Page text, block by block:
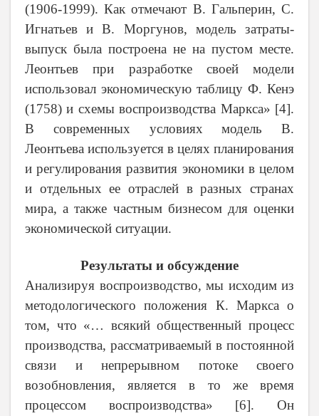
(1906-1999). Как отмечают В. Гальперин, С.
Игнатьев и В. Моргунов, модель затраты-
выпуск была построена не на пустом месте.
Леонтьев при разработке своей модели
использовал экономическую таблицу Ф. Кенэ
(1758) и схемы воспроизводства Маркса» [4].
В современных условиях модель В.
Леонтьева используется в целях планирования
и регулирования развития экономики в целом
и отдельных ее отраслей в разных странах
мира, а также частным бизнесом для оценки
экономической ситуации.
Результаты и обсуждение
Анализируя воспроизводство, мы исходим из
методологического положения К. Маркса о
том, что «… всякий общественный процесс
производства, рассматриваемый в постоянной
связи и непрерывном потоке своего
возобновления, является в то же время
процессом воспроизводства»
[6]. Он